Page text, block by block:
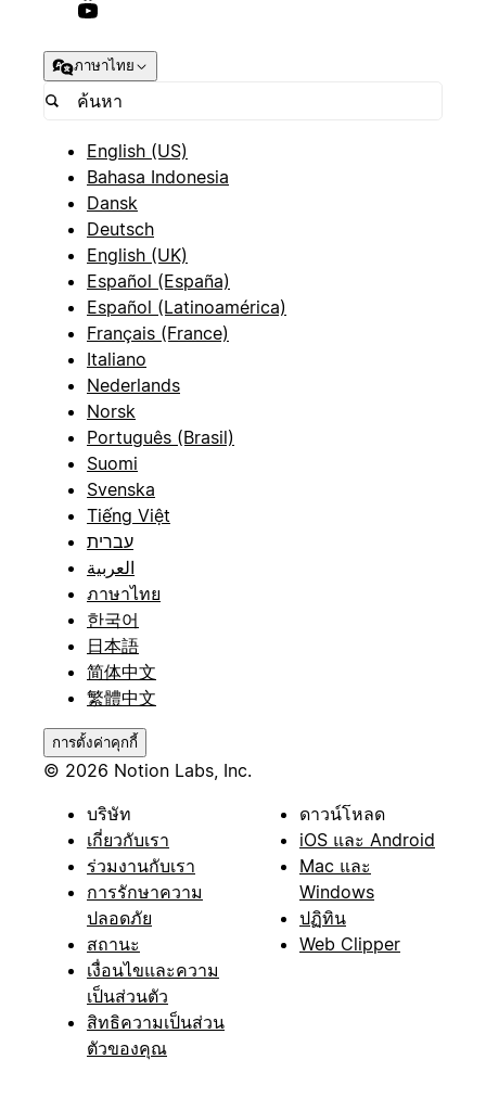
ภาษาไทย
English (US)
Bahasa Indonesia
Dansk
Deutsch
English (UK)
Español (España)
Español (Latinoamérica)
Français (France)
Italiano
Nederlands
Norsk
Português (Brasil)
Suomi
Svenska
Tiếng Việt
עברית
العربية
ภาษาไทย
한국어
日本語
简体中文
繁體中文
การตั้งค่าคุกกี้
© 2026 Notion Labs, Inc.
บริษัท
เกี่ยวกับเรา
ร่วมงานกับเรา
การรักษาความ
ปลอดภัย
สถานะ
เงื่อนไขและความ
เป็นส่วนตัว
สิทธิความเป็นส่วน
ตัวของคุณ
ดาวน์โหลด
iOS และ Android
Mac และ
Windows
ปฏิทิน
Web Clipper